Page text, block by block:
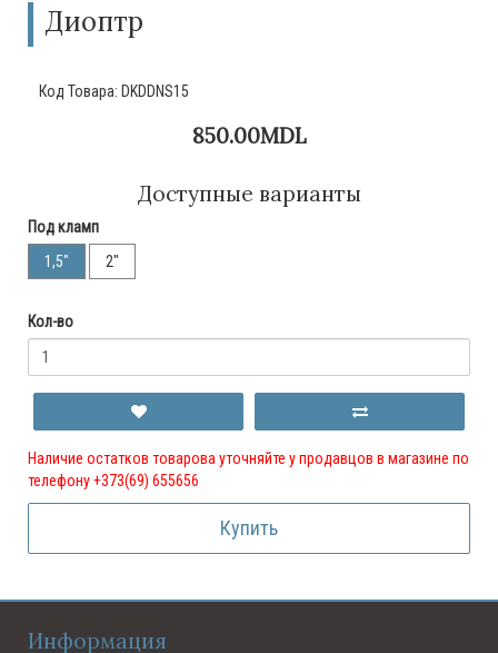
Диоптр
Код Товара: DKDDNS15
850.00MDL
Доступные варианты
Под кламп
1,5"
2"
Кол-во
Наличие остатков товарова уточняйте у продавцов в магазине по
телефону +373(69) 655656
Купить
Информация